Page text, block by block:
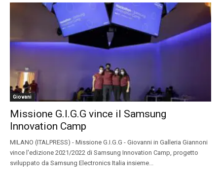
Giovani
Missione G.I.G.G vince il Samsung
Innovation Camp
MILANO (ITALPRESS) - Missione G.I.G.G - Giovanni in Galleria Giannoni
vince l'edizione 2021/2022 di Samsung Innovation Camp, progetto
sviluppato da Samsung Electronics Italia insieme...